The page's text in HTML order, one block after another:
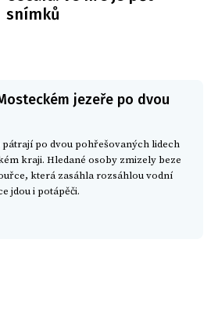
snímků
jezeře po dvou
po dvou pohřešovaných lidech
kraji. Hledané osoby zmizely beze
která zasáhla rozsáhlou vodní
jdou i potápěči.